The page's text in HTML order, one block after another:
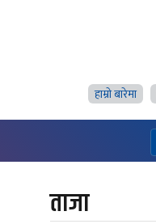
हाम्राे बारेमा
ताजा